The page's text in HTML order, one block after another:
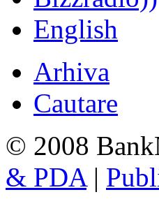
English
Arhiva
Cautare
© 2008
& PDA|